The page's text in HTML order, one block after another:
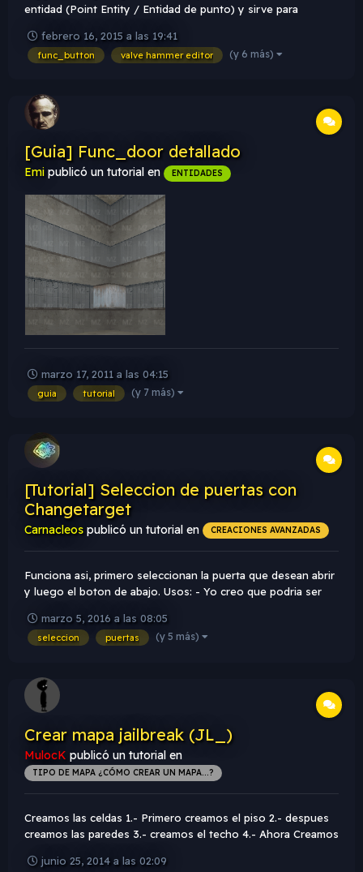
entidad (Point Entity / Entidad de punto) y sirve para
nombre lo indica). Generalmente es usada en una secuencia
de entidades y va de la mano con multi...
febrero 16, 2015 a las 19:41
func_button valve hammer editor (y 6 más)
[Guia] Func_door detallado
Emi publicó un tutorial en ENTIDADES
marzo 17, 2011 a las 04:15
guia tutorial (y 7 más)
[Tutorial] Seleccion de puertas con
Changetarget
Carnacleos publicó un tutorial en CREACIONES AVANZADAS
Funciona asi, primero seleccionan la puerta que desean abrir
y luego el boton de abajo. Usos: - Yo creo que podria ser
mas que nada es para demostrar un poco su utilidad. RMF:
tuto_change_door.rar...
marzo 5, 2016 a las 08:05
seleccion puertas (y 5 más)
Crear mapa jailbreak (JL_)
MulocK publicó un tutorial en
TIPO DE MAPA ¿CÓMO CREAR UN MAPA...?
Creamos las celdas 1.- Primero creamos el piso 2.- despues
creamos las paredes 3.- creamos el techo 4.- Ahora Creamos
junio 25, 2014 a las 02:09